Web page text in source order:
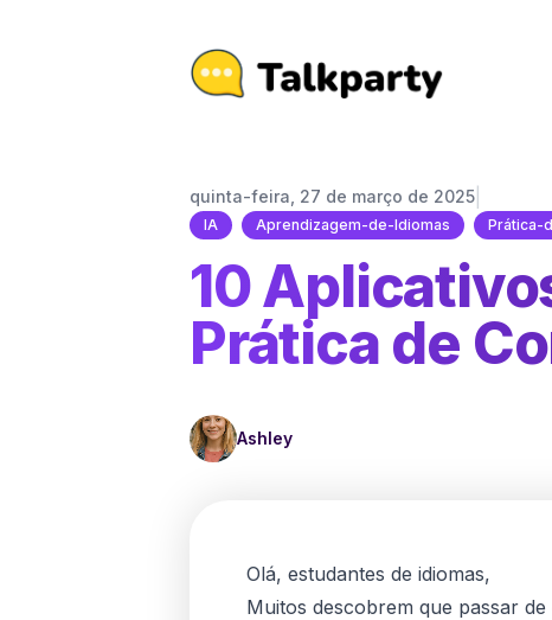
quinta-feira, 27 de março de 2025
IA Aprendizagem-de-Idiomas Prática-
10
Prática de
Ashley
Olá, estudantes de idiomas,
Muitos descobrem que passar